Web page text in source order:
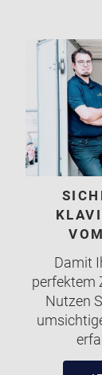
Damit
perfektem
Nutzen